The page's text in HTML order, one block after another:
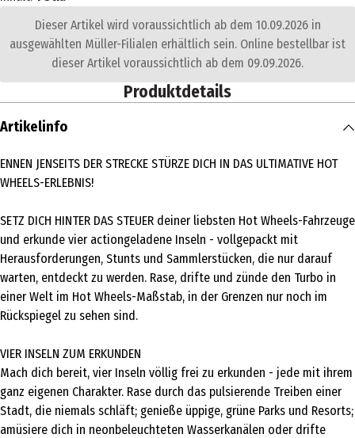
Dieser Artikel wird voraussichtlich ab dem 10.09.2026 in
ausgewählten Müller-Filialen erhältlich sein. Online bestellbar ist
dieser Artikel voraussichtlich ab dem 09.09.2026.
Produktdetails
Artikelinfo
ENNEN JENSEITS DER STRECKE STÜRZE DICH IN DAS ULTIMATIVE HOT
WHEELS-ERLEBNIS!
SETZ DICH HINTER DAS STEUER deiner liebsten Hot Wheels-Fahrzeuge
und erkunde vier actiongeladene Inseln - vollgepackt mit
Herausforderungen, Stunts und Sammlerstücken, die nur darauf
warten, entdeckt zu werden. Rase, drifte und zünde den Turbo in
einer Welt im Hot Wheels-Maßstab, in der Grenzen nur noch im
Rückspiegel zu sehen sind.
VIER INSELN ZUM ERKUNDEN
Mach dich bereit, vier Inseln völlig frei zu erkunden - jede mit ihrem
ganz eigenen Charakter. Rase durch das pulsierende Treiben einer
Stadt, die niemals schläft; genieße üppige, grüne Parks und Resorts;
amüsiere dich in neonbeleuchteten Wasserkanälen oder drifte